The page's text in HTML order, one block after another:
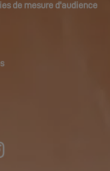
de mesure d'audience